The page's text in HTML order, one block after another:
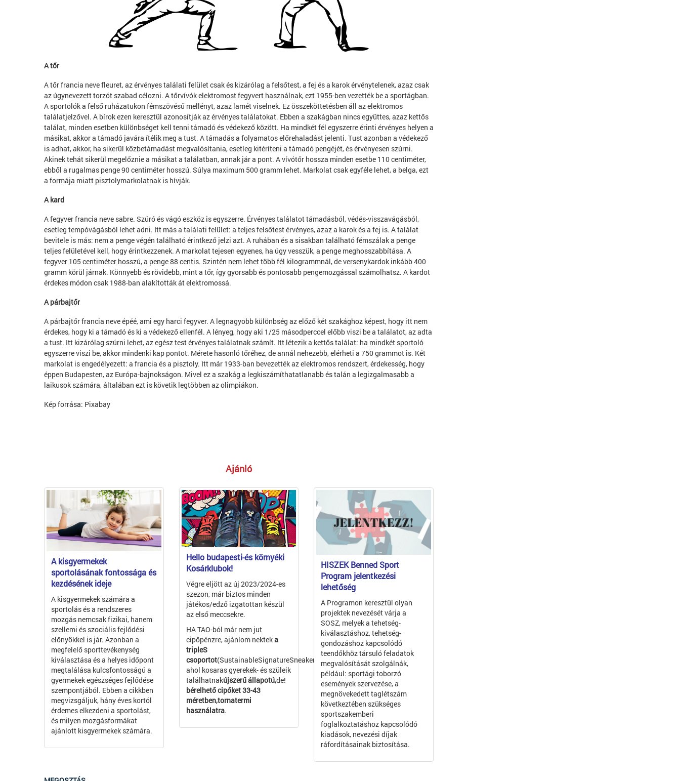
A tőr
A tőr francia neve fleuret, az érvényes találati felület csak és kizárólag a felsőtest, a fej és a karok érvénytelenek, azaz csak
az úgynevezett torzót szabad célozni. A tőrvívók elektromost fegyvert használnak, ezt 1955-ben vezették be a sportágban.
A sportolók a felső ruházatukon fémszövésű mellényt, azaz lamét viselnek. Ez összeköttetésben áll az elektromos
találatjelzővel. A bírok ezen keresztül azonosítják az érvényes találatokat. Ebben a szakágban nincs együttes, azaz kettős
találat, minden esetben különbséget kell tenni támadó és védekező között. Ha mindkét fél egyszerre érinti érvényes helyen a
másikat, akkor a támadó javára ítélik meg a tust. A támadás a folyamatos előrehaladást jelenti. Tust azonban a védekező
is adhat, akkor, ha sikerül közbetámadást megvalósítania, esetleg kitéríteni a támadó pengéjét, és érvényesen szúrni.
Akinek tehát sikerül megelőznie a másikat a találatban, annak jár a pont. A vívótőr hossza minden esetbe 110 centiméter,
ebből a rugalmas penge 90 centiméter hosszú. Súlya maximum 500 gramm lehet. Markolat csak egyféle lehet, a belga, ezt
a formája miatt pisztolymarkolatnak is hívják.
A kard
A fegyver francia neve sabre. Szúró és vágó eszköz is egyszerre. Érvényes találatot támadásból, védés-visszavágásból,
esetleg tempóvágásból lehet adni. Itt más a találati felület: a teljes felsőtest érvényes, azaz a karok és a fej is. A találat
bevitele is más: nem a penge végén található érintkező jelzi azt. A ruhában és a sisakban található fémszálak a penge
teljes felületével kell, hogy érintkezzenek. A markolat tejesen egyenes, ha úgy vesszük, a penge meghosszabbítása. A
fegyver 105 centiméter hosszú, a penge 88 centis. Szintén nem lehet több fél kilogrammnál, de versenykardok inkább 400
gramm körül járnak. Könnyebb és rövidebb, mint a tőr, így gyorsabb és pontosabb pengemozgással számolhatsz. A kardot
érdekes módon csak 1988-ban alakították át elektromossá.
A párbajtőr
A párbajtőr francia neve épéé, ami egy harci fegyver. A legnagyobb különbség az előző két szakághoz képest, hogy itt nem
érdekes, hogy ki a támadó és ki a védekező ellenfél. A lényeg, hogy aki 1/25 másodperccel előbb viszi be a találatot, az adta
a tust. Itt kizárólag szúrni lehet, az egész test érvényes találatnak számít. Itt létezik a kettős találat: ha mindkét sportoló
egyszerre viszi be, akkor mindenki kap pontot. Mérete hasonló tőréhez, de annál nehezebb, elérheti a 750 grammot is. Két
markolat is engedélyezett: a francia és a pisztoly. Itt már 1933-ban bevezették az elektromos rendszert, érdekesség, hogy
éppen Budapesten, az Európa-bajnokságon. Mivel ez a szakág a legkiszámíthatatlanabb és talán a legizgalmasabb a
laikusok számára, általában ezt is követik legtöbben az olimpiákon.
Kép forrása: Pixabay
Ajánló
A kisgyermekek
sportolásának fontossága és
kezdésének ideje
A kisgyermekek számára a
sportolás és a rendszeres
mozgás nemcsak fizikai, hanem
szellemi és szociális fejlődési
előnyökkel is jár. Azonban a
megfelelő sporttevékenység
kiválasztása és a helyes időpont
megtalálása kulcsfontosságú a
gyermekek egészséges fejlődése
szempontjából. Ebben a cikkben
megvizsgáljuk, hány éves kortól
érdemes elkezdeni a sportolást,
és milyen mozgásformákat
ajánlott kisgyermekek számára.
Hello budapesti-és környéki
Kosárklubok!
Végre eljött az új 2023/2024-es
szezon, már biztos minden
játékos/edző izgatottan készül
az első meccsekre.
HA TAO-ból már nem jut
cipőpénzre, ajánlom nekteka
tripleS
csoportot(SustainableSignatureSneakers),
ahol kosaras gyerekek- és szüleik
találhatnakújszerű állapotú,de!
bérelhető cipőket 33-43
méretben,tornatermi
használatra.
HISZEK Benned Sport
Program jelentkezési
lehetőség
A Programon keresztül olyan
projektek nevezését várja a
SOSZ, melyek a tehetség-
kiválasztáshoz, tehetség-
gondozáshoz kapcsolódó
teendőkhöz társuló feladatok
megvalósítását szolgálnák,
például: sportági toborzó
események szervezése, a
megnövekedett taglétszám
következtében szükséges
sportszakemberi
foglalkoztatáshoz kapcsolódó
kiadások, nevezési díjak
ráfordításainak biztosítása.